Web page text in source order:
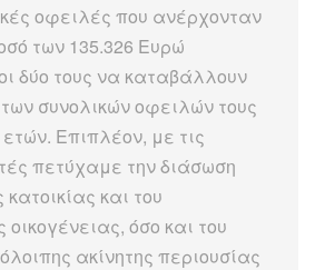
οφειλές που ανέρχονταν
των 135.326 Ευρώ
δύο τους να καταβάλλουν
συνολικών οφειλών τους
Επιπλέον, με τις
πετύχαμε την διάσωση
και του
οικογένειας, όσο και του
ακίνητης περιουσίας